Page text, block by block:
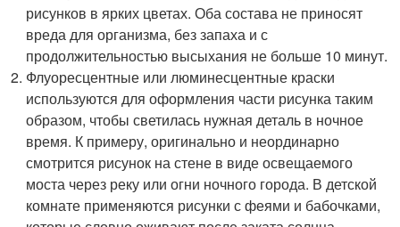
рисунков в ярких цветах. Оба состава не приносят
вреда для организма, без запаха и с
продолжительностью высыхания не больше 10 минут.
Флуоресцентные или люминесцентные краски
используются для оформления части рисунка таким
образом, чтобы светилась нужная деталь в ночное
время. К примеру, оригинально и неординарно
смотрится рисунок на стене в виде освещаемого
моста через реку или огни ночного города. В детской
комнате применяются рисунки с феями и бабочками,